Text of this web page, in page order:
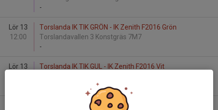
-
Lör 13
12:00
Torslanda IK TIK GRÖN - IK Zenith F2016 Grön
Torslandavallen 3 Konstgräs 7M7
-
Lör 13
Torslanda IK TIK GUL - IK Zenith F2016 Vit
Torslanda IK TIK BLÅ - Balltorps FF F16